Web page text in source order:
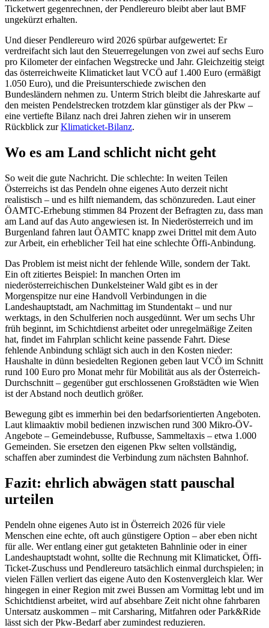
Ticketwert gegenrechnen, der Pendlereuro bleibt aber laut BMF
ungekürzt erhalten.
Und dieser Pendlereuro wird 2026 spürbar aufgewertet: Er
verdreifacht sich laut den Steuerregelungen von zwei auf sechs Euro
pro Kilometer der einfachen Wegstrecke und Jahr. Gleichzeitig steigt
das österreichweite Klimaticket laut VCÖ auf 1.400 Euro (ermäßigt
1.050 Euro), und die Preisunterschiede zwischen den
Bundesländern nehmen zu. Unterm Strich bleibt die Jahreskarte auf
den meisten Pendelstrecken trotzdem klar günstiger als der Pkw –
eine vertiefte Bilanz nach drei Jahren ziehen wir in unserem
Rückblick zurKlimaticket-Bilanz.
Wo es am Land schlicht nicht geht
So weit die gute Nachricht. Die schlechte: In weiten Teilen
Österreichs ist das Pendeln ohne eigenes Auto derzeit nicht
realistisch – und es hilft niemandem, das schönzureden. Laut einer
ÖAMTC-Erhebung stimmen 84 Prozent der Befragten zu, dass man
am Land auf das Auto angewiesen ist. In Niederösterreich und im
Burgenland fahren laut ÖAMTC knapp zwei Drittel mit dem Auto
zur Arbeit, ein erheblicher Teil hat eine schlechte Öffi-Anbindung.
Das Problem ist meist nicht der fehlende Wille, sondern der Takt.
Ein oft zitiertes Beispiel: In manchen Orten im
niederösterreichischen Dunkelsteiner Wald gibt es in der
Morgenspitze nur eine Handvoll Verbindungen in die
Landeshauptstadt, am Nachmittag im Stundentakt – und nur
werktags, in den Schulferien noch ausgedünnt. Wer um sechs Uhr
früh beginnt, im Schichtdienst arbeitet oder unregelmäßige Zeiten
hat, findet im Fahrplan schlicht keine passende Fahrt. Diese
fehlende Anbindung schlägt sich auch in den Kosten nieder:
Haushalte in dünn besiedelten Regionen geben laut VCÖ im Schnitt
rund 100 Euro pro Monat mehr für Mobilität aus als der Österreich-
Durchschnitt – gegenüber gut erschlossenen Großstädten wie Wien
ist der Abstand noch deutlich größer.
Bewegung gibt es immerhin bei den bedarfsorientierten Angeboten.
Laut klimaaktiv mobil bedienen inzwischen rund 300 Mikro-ÖV-
Angebote – Gemeindebusse, Rufbusse, Sammeltaxis – etwa 1.000
Gemeinden. Sie ersetzen den eigenen Pkw selten vollständig,
schaffen aber zumindest die Verbindung zum nächsten Bahnhof.
Fazit: ehrlich abwägen statt pauschal
urteilen
Pendeln ohne eigenes Auto ist in Österreich 2026 für viele
Menschen eine echte, oft auch günstigere Option – aber eben nicht
für alle. Wer entlang einer gut getakteten Bahnlinie oder in einer
Landeshauptstadt wohnt, sollte die Rechnung mit Klimaticket, Öffi-
Ticket-Zuschuss und Pendlereuro tatsächlich einmal durchspielen; in
vielen Fällen verliert das eigene Auto den Kostenvergleich klar. Wer
hingegen in einer Region mit zwei Bussen am Vormittag lebt und im
Schichtdienst arbeitet, wird auf absehbare Zeit nicht ohne fahrbaren
Untersatz auskommen – mit Carsharing, Mitfahren oder Park&Ride
lässt sich der Pkw-Bedarf aber zumindest reduzieren.